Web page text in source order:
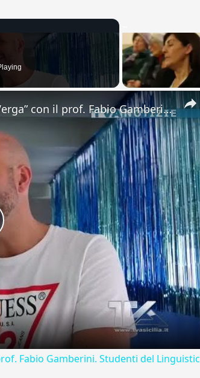
Adrano. Interessante incontro al liceo “Verga” con il prof. Fabio Gamberini. Studenti del Linguistic
Fabio Gamberini. Studenti del Linguistic